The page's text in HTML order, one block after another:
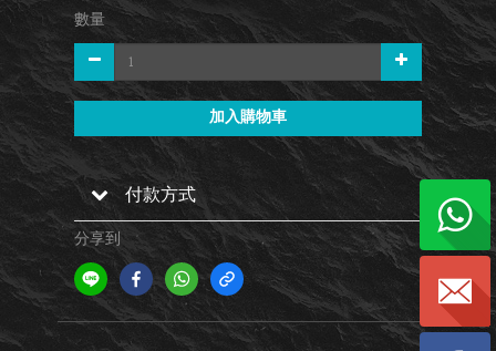
數量
加入購物車
付款方式
分享到